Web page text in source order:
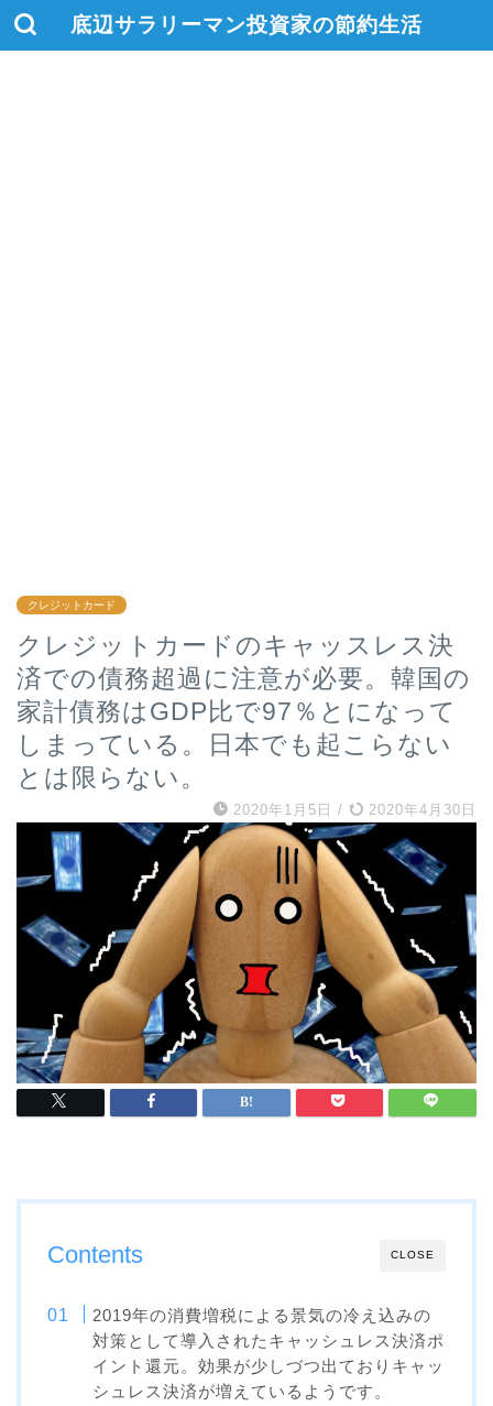
底辺サラリーマン投資家の節約生活
クレジットカード
クレジットカードのキャッスレス決
済での債務超過に注意が必要。韓国の
家計債務はGDP比で97％とになって
しまっている。日本でも起こらない
とは限らない。
2020年1月5日 / 2020年4月30日
CLOSE
Contents
2019年の消費増税による景気の冷え込みの
対策として導入されたキャッシュレス決済ポ
イント還元。効果が少しづつ出ておりキャッ
シュレス決済が増えているようです。